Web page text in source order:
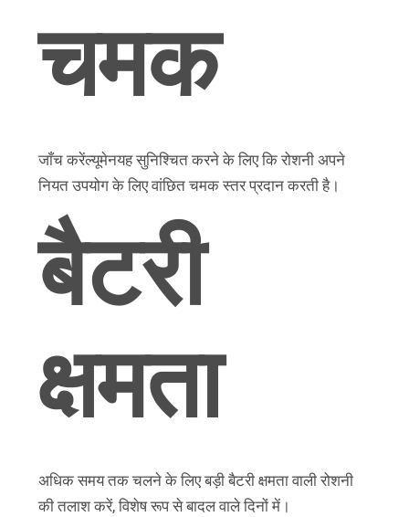
चमक
जाँच करेंल्यूमेनयह सुनिश्चित करने के लिए कि रोशनी अपने
नियत उपयोग के लिए वांछित चमक स्तर प्रदान करती है।
बैटरी
क्षमता
अधिक समय तक चलने के लिए बड़ी बैटरी क्षमता वाली रोशनी
की तलाश करें, विशेष रूप से बादल वाले दिनों में।